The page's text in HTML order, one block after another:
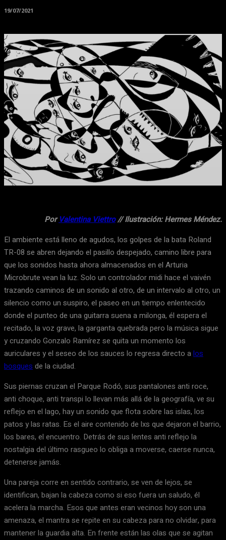
19/07/2021
Facebook X WhatsApp Email
PorValentina Viettro// Ilustración: Hermes Méndez.
El ambiente está lleno de agudos, los golpes de la bata Roland
TR-08 se abren dejando el pasillo despejado, camino libre para
que los sonidos hasta ahora almacenados en el Arturia
Microbrute vean la luz. Solo un controlador midi hace el vaivén
trazando caminos de un sonido al otro, de un intervalo al otro, un
silencio como un suspiro, el paseo en un tiempo enlentecido
donde el punteo de una guitarra suena a milonga, él espera el
recitado, la voz grave, la garganta quebrada pero la música sigue
y cruzando Gonzalo Ramírez se quita un momento los
auriculares y el seseo de los sauces lo regresa directo alos
bosques de la ciudad.
Sus piernas cruzan el Parque Rodó, sus pantalones anti roce,
anti choque, anti transpi lo llevan más allá de la geografía, ve su
reflejo en el lago, hay un sonido que flota sobre las islas, los
patos y las ratas. Es el aire contenido de lxs que dejaron el barrio,
los bares, el encuentro. Detrás de sus lentes anti reflejo la
nostalgia del último rasgueo lo obliga a moverse, caerse nunca,
detenerse jamás.
Una pareja corre en sentido contrario, se ven de lejos, se
identifican, bajan la cabeza como si eso fuera un saludo, él
acelera la marcha. Esos que antes eran vecinos hoy son una
amenaza, el mantra se repite en su cabeza para no olvidar, para
mantener la guardia alta. En frente están las olas que se agitan